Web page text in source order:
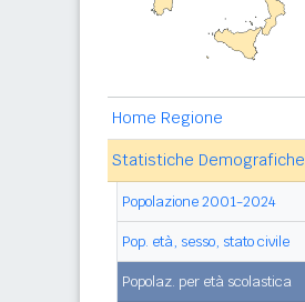
Home Regione
Statistiche Demografiche
Popolazione 2001-2024
Pop. età, sesso, stato civile
Popolaz. per età scolastica